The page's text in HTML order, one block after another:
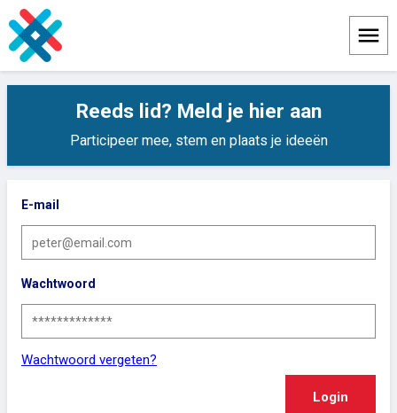
Reeds lid? Meld je hier aan
Participeer mee, stem en plaats je ideeën
E-mail
Wachtwoord
Wachtwoord vergeten?
Login